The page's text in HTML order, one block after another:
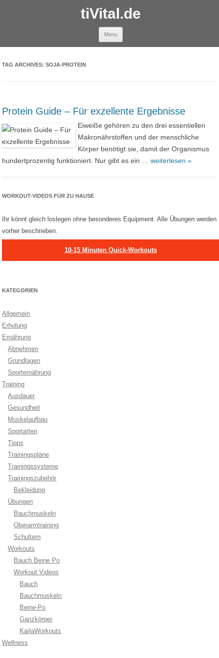
tiVital.de
Menu
TAG ARCHIVES:SOJA-PROTEIN
Protein Guide – Für exzellente Ergebnisse
Eiweiße gehören zu den drei essentiellen
Makronährstoffen und der menschliche
Körper benötigt sie, damit der Organismus
hundertprozentig funktioniert. Nur gibt es ein
… weiterlesen »
WORKOUT-VIDEOS FÜR ZU HAUSE
Ihr könnt gleich loslegen ohne besonderes Equipment. Alle Übungen werden
vorher beschrieben.
10-15 Minuten Quick-Workouts
KATEGORIEN
Allgemein
Erholung
Ernährung
Abnehmen
Grundlagen
Sporternährung
Training
Ausdauer
Gesundheit
Muskelaufbau
Sportarten
Tipps
Trainingspläne
Trainingssysteme
Trainingszubehör
Bekleidung
Übungen
Bauchmuskeln
Oberarmtraining
Schultern
Workouts
Bauch Beine Po
Workout Videos
Bauch
Bauchmuskeln
Beine-Po
Ganzkörper
KarlaWorkouts
Wellness